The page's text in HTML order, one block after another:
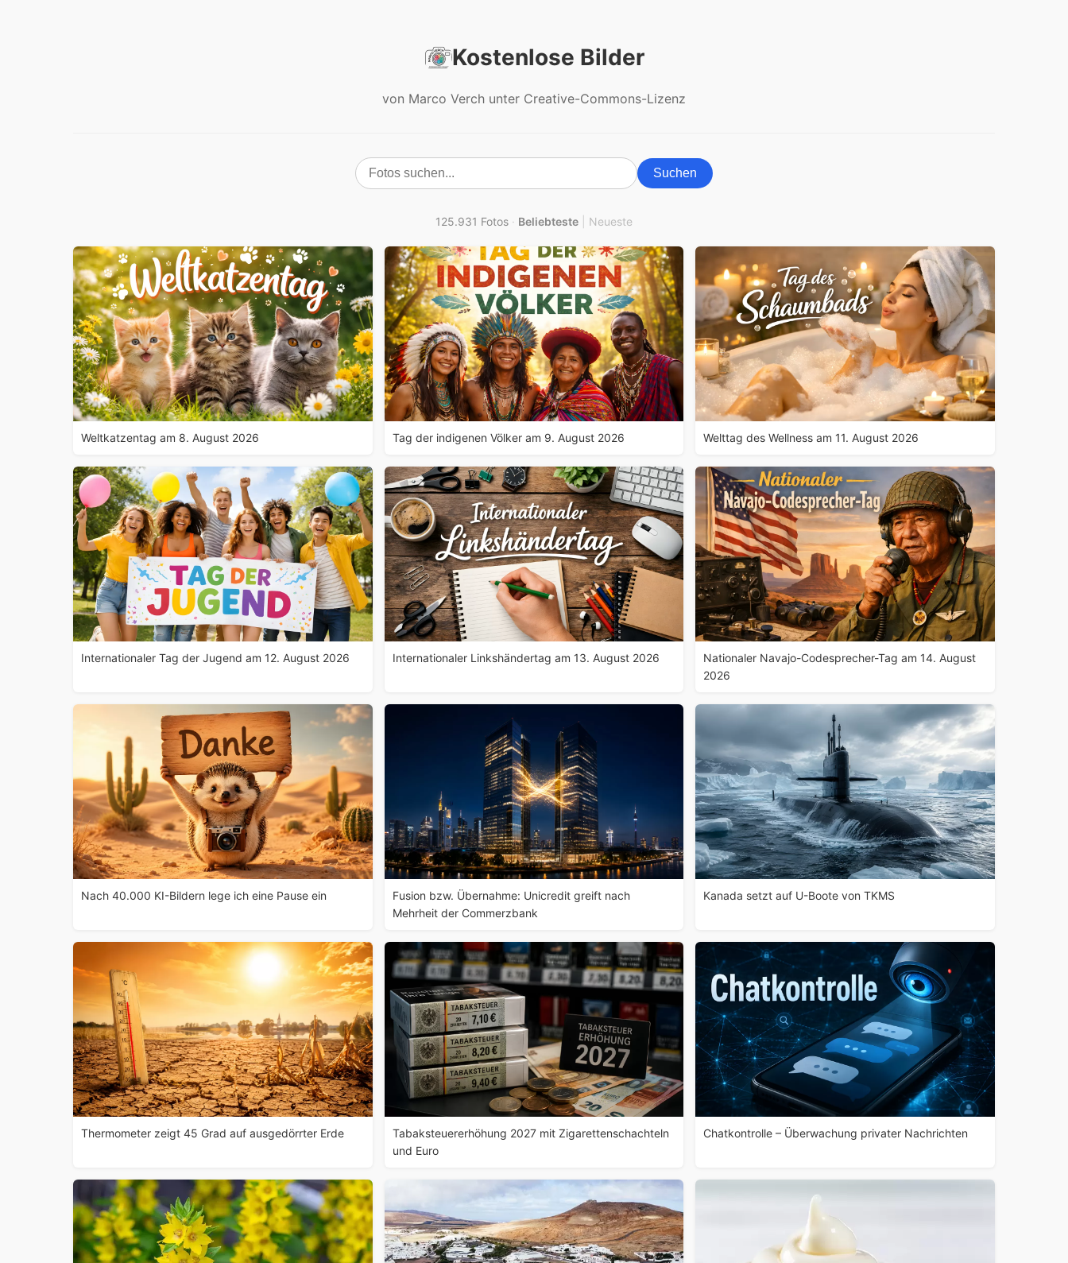
Kostenlose Bilder
von Marco Verch unter Creative-Commons-Lizenz
Suchen
125.931 Fotos · Beliebteste Neueste
Weltkatzentag am 8. August 2026 Tag der indigenen Völker am 9. August 2026 Welttag des Wellness am 11. August 2026
Internationaler Tag der Jugend am 12. August 2026 Internationaler Linkshändertag am 13. August 2026
Nationaler Navajo-Codesprecher-Tag am 14. August
2026
Nach 40.000 KI-Bildern lege ich eine Pause ein
Fusion bzw. Übernahme: Unicredit greift nach
Mehrheit der Commerzbank
Kanada setzt auf U-Boote von TKMS
Thermometer zeigt 45 Grad auf ausgedörrter Erde
Tabaksteuererhöhung 2027 mit Zigarettenschachteln
und Euro
Chatkontrolle – Überwachung privater Nachrichten